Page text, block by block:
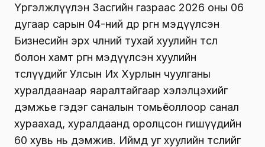
Үргэлжлүүлэн Засгийн газраас 2026 оны 06
дугаар сарын 04-ний өдөр өргөн мэдүүлсэн
Бизнесийн эрх чөлөөний тухай хуулийн төсөл
болон хамт өргөн мэдүүлсэн хуулийн
төслүүдийг Улсын Их Хурлын чуулганы
хуралдаанаар яаралтайгаар хэлэлцэхийг
дэмжье гэдэг саналын томьёоллоор санал
хураахад, хуралдаанд оролцсон гишүүдийн
60 хувь нь дэмжив. Иймд уг хуулийн төслийг